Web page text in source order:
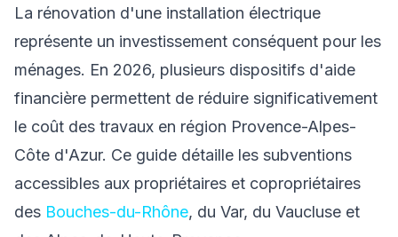
La rénovation d'une installation électrique
représente un investissement conséquent pour les
ménages. En 2026, plusieurs dispositifs d'aide
financière permettent de réduire significativement
le coût des travaux en région Provence-Alpes-
Côte d'Azur. Ce guide détaille les subventions
accessibles aux propriétaires et copropriétaires
des Bouches-du-Rhône, du Var, du Vaucluse et